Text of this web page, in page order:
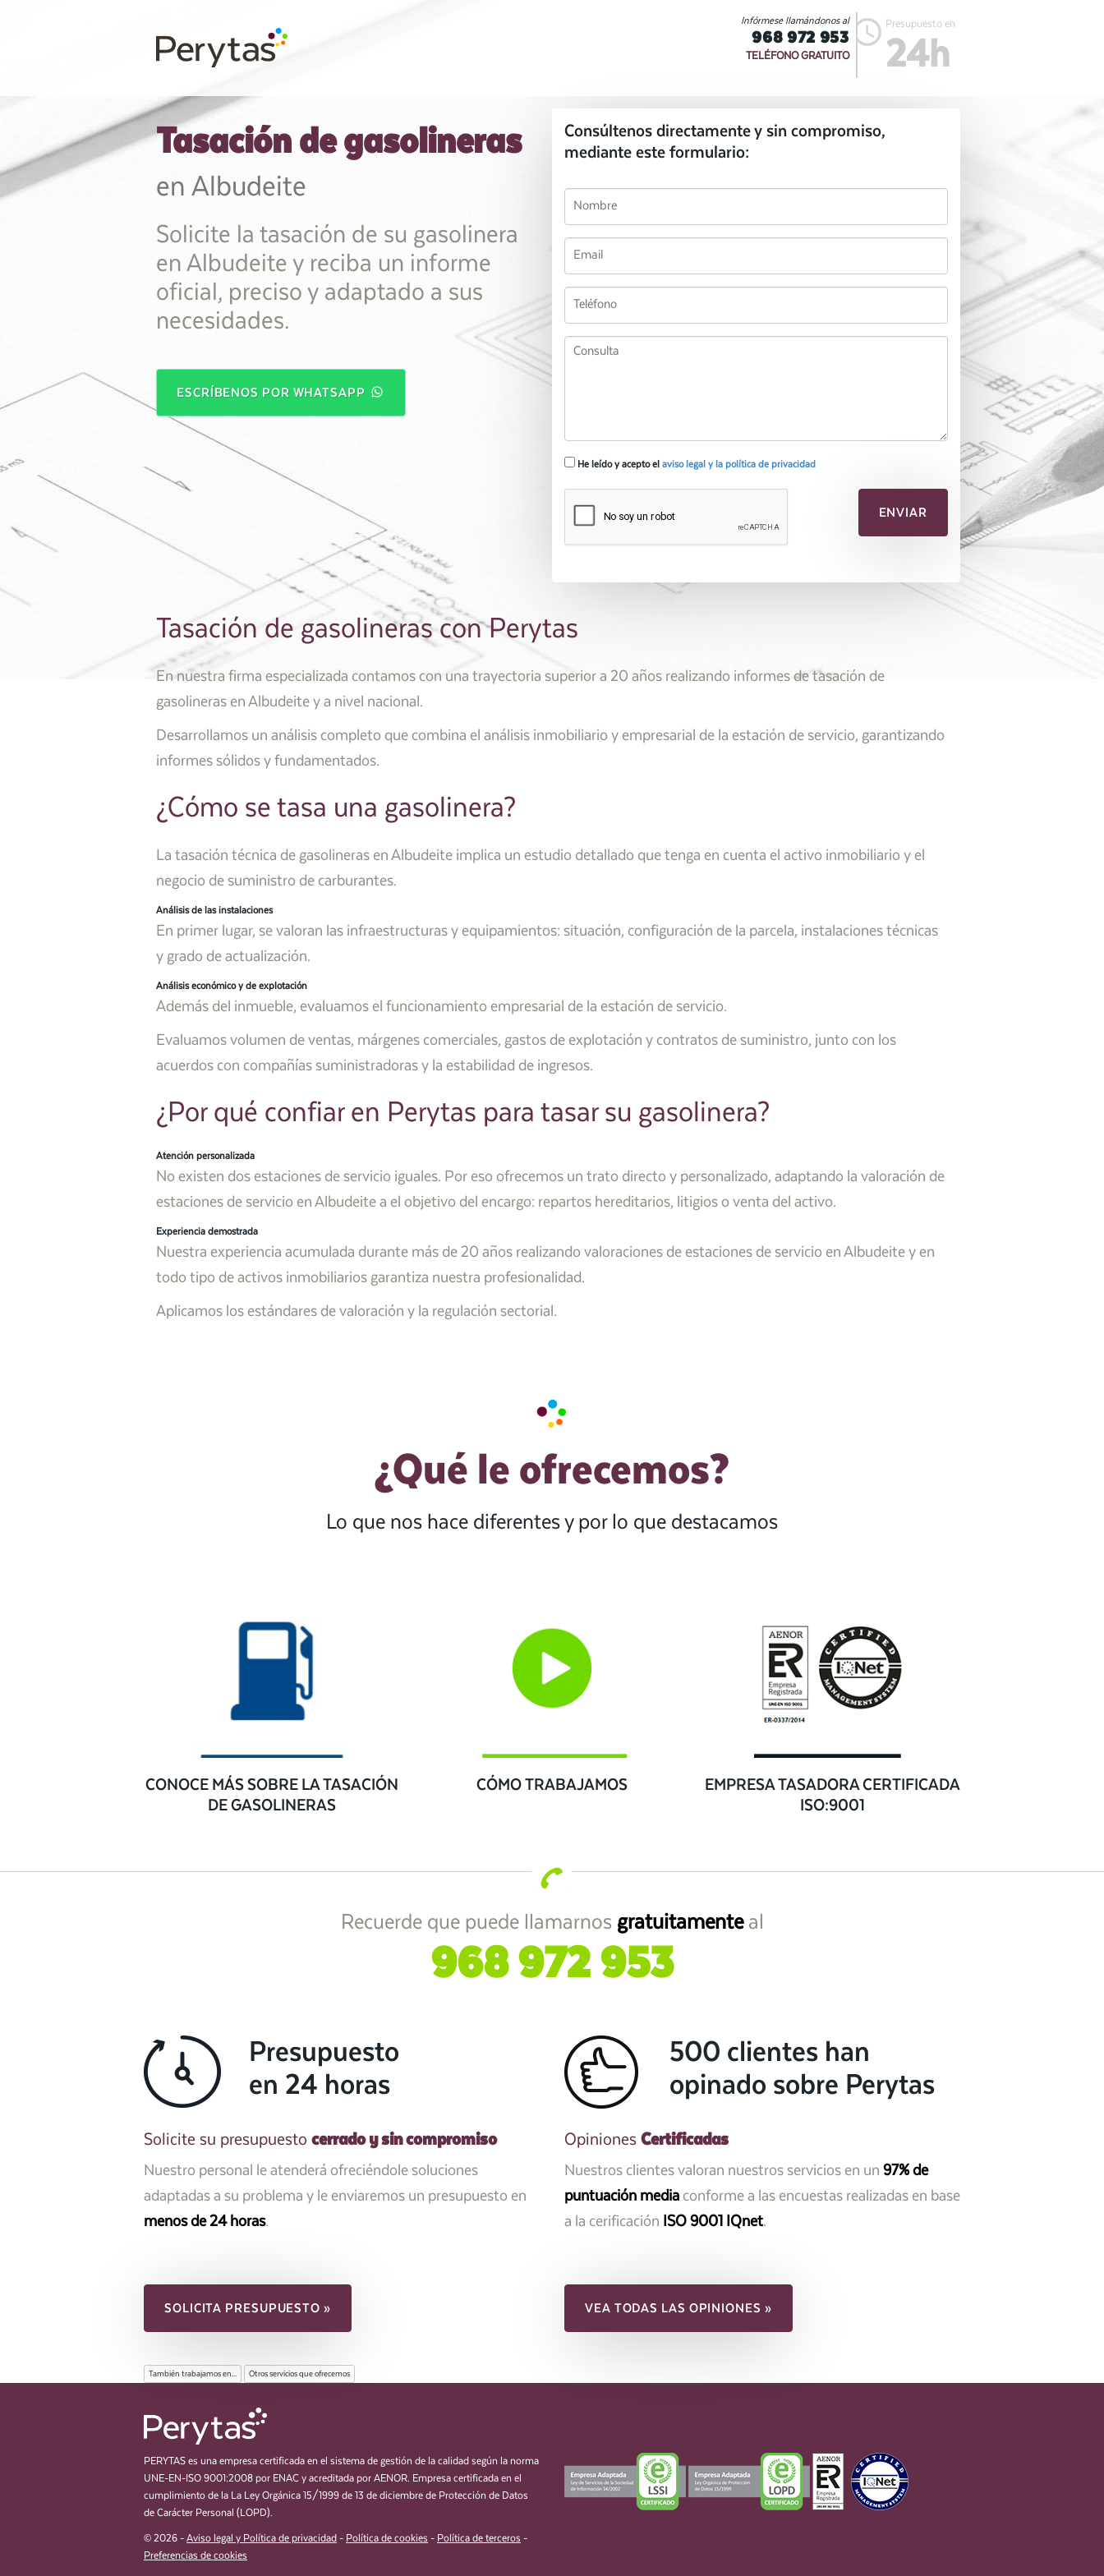
Presupuesto en
24h
Infórmese llamándonos al
968 972 953
TELÉFONO GRATUITO
Tasación de gasolineras
en Albudeite
Solicite la tasación de su gasolinera
en Albudeite y reciba un informe
oficial, preciso y adaptado a sus
necesidades.
ESCRÍBENOS POR WHATSAPP
Consúltenos directamente y sin compromiso,
mediante este formulario:
He leído y acepto el aviso legal y la política de privacidad
Tasación de gasolineras con Perytas
En nuestra firma especializada contamos con una trayectoria superior a 20 años realizando informes de tasación de
gasolineras en Albudeite y a nivel nacional.
Desarrollamos un análisis completo que combina el análisis inmobiliario y empresarial de la estación de servicio, garantizando
informes sólidos y fundamentados.
¿Cómo se tasa una gasolinera?
La tasación técnica de gasolineras en Albudeite implica un estudio detallado que tenga en cuenta el activo inmobiliario y el
negocio de suministro de carburantes.
Análisis de las instalaciones
En primer lugar, se valoran las infraestructuras y equipamientos: situación, configuración de la parcela, instalaciones técnicas
y grado de actualización.
Análisis económico y de explotación
Además del inmueble, evaluamos el funcionamiento empresarial de la estación de servicio.
Evaluamos volumen de ventas, márgenes comerciales, gastos de explotación y contratos de suministro, junto con los
acuerdos con compañías suministradoras y la estabilidad de ingresos.
¿Por qué confiar en Perytas para tasar su gasolinera?
Atención personalizada
No existen dos estaciones de servicio iguales. Por eso ofrecemos un trato directo y personalizado, adaptando la valoración de
estaciones de servicio en Albudeite a el objetivo del encargo: repartos hereditarios, litigios o venta del activo.
Experiencia demostrada
Nuestra experiencia acumulada durante más de 20 años realizando valoraciones de estaciones de servicio en Albudeite y en
todo tipo de activos inmobiliarios garantiza nuestra profesionalidad.
Aplicamos los estándares de valoración y la regulación sectorial.
¿Qué le ofrecemos?
Lo que nos hace diferentes y por lo que destacamos
CONOCE MÁS SOBRE LA TASACIÓN
DE GASOLINERAS
CÓMO TRABAJAMOS
EMPRESA TASADORA CERTIFICADA
ISO:9001
Recuerde que puede llamarnos gratuitamenteal
968 972 953
Presupuesto
en 24 horas
Solicite su presupuesto cerrado y sin compromiso
Nuestro personal le atenderá ofreciéndole soluciones
adaptadas a su problema y le enviaremos un presupuesto en
menos de 24 horas.
SOLICITA PRESUPUESTO »
500 clientes han
opinado sobre Perytas
Opiniones Certificadas
Nuestros clientes valoran nuestros servicios en un 97% de
puntuación mediaconforme a las encuestas realizadas en base
a la cerificación ISO 9001 IQnet.
VEA TODAS LAS OPINIONES »
También trabajamos en... Otros servicios que ofrecemos
PERYTAS es una empresa certificada en el sistema de gestión de la calidad según la norma
UNE-EN-ISO 9001:2008 por ENAC y acreditada por AENOR. Empresa certificada en el
cumplimiento de la La Ley Orgánica 15/1999 de 13 de diciembre de Protección de Datos
de Carácter Personal (LOPD).
© 2026 - Aviso legal y Política de privacidad - Política de cookies - Política de terceros -
Preferencias de cookies